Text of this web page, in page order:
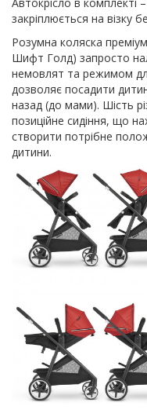
закріплюється на візку
Розумна коляска
Шифт Голд) запросто
немовлят та режимом
дозволяє посадити
назад (до мами). Шість
позиційне сидіння, що
створити потрібне
дитини.